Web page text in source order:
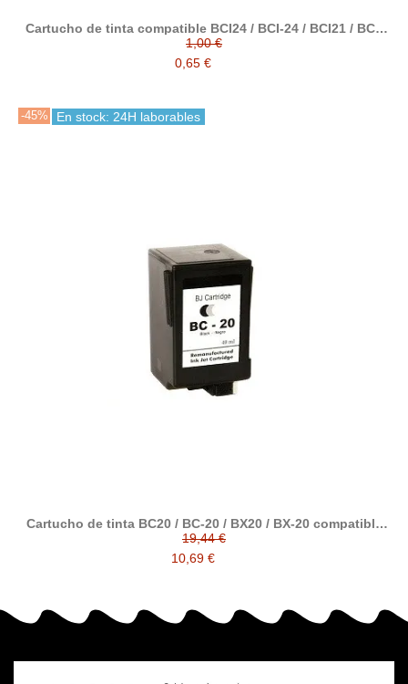
Cartucho de tinta compatible BCI24 / BCI-24 / BCI21 / BCI-
21 con Canon 0954B002 / 0955B002 / 6881A002 / 6882A002
1,00 €
0,65 €
-45% En stock: 24H laborables
Cartucho de tinta BC20 / BC-20 / BX20 / BX-20 compatible
con cartucho original canon 0896A002
19,44 €
10,69 €